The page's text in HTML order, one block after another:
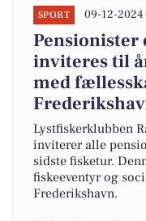
SPORT 09-12-2024
Pensionister
inviteres til
med
Lystfiskerklubben
inviterer alle
sidste fisketur.
fiskeeventyr og
Frederikshavn.